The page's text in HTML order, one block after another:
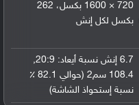
720 × 1600 بكسل، 262
بكسل لكل إنش
6.7 إنش نسبة أيعاد: 20:9
,
108.4 سم2 (حوالي 82.1 ٪
نسبة إستحواذ الشاشة)